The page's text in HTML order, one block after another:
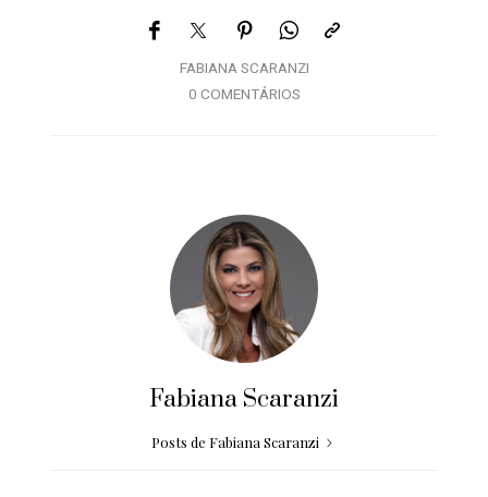
FABIANA SCARANZI
0 COMENTÁRIOS
Fabiana Scaranzi
Posts de Fabiana Scaranzi